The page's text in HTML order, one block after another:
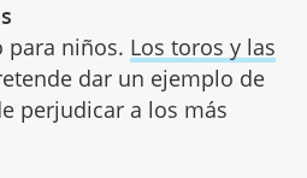
para niños. Los toros y las
dar un ejemplo de
perjudicar a los más